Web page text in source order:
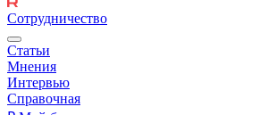
Сотрудничество
Статьи
Мнения
Интервью
Справочная